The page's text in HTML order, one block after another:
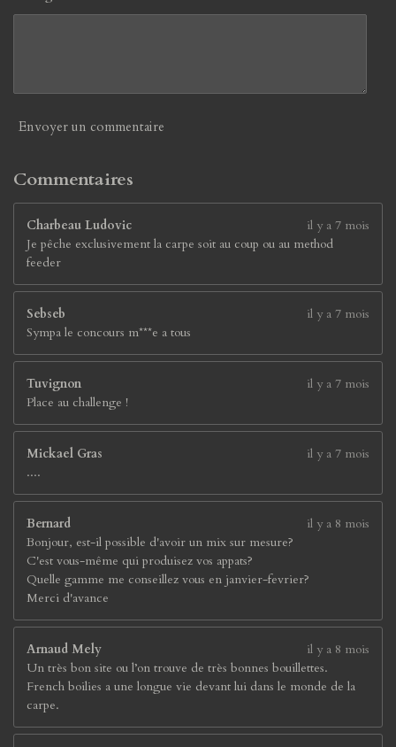
7
i
e
Envoyer un commentaire
Commentaires
Charbeau Ludovic
il y a 7 mois
Je pêche exclusivement la carpe soit au coup ou au method
feeder
Sebseb
il y a 7 mois
Sympa le concours m***e a tous
Tuvignon
il y a 7 mois
Place au challenge !
Mickael Gras
il y a 7 mois
....
Bernard
il y a 8 mois
Bonjour, est-il possible d'avoir un mix sur mesure?
C'est vous-même qui produisez vos appats?
Quelle gamme me conseillez vous en janvier-fevrier?
Merci d'avance
Arnaud Mely
il y a 8 mois
Un très bon site ou l’on trouve de très bonnes bouillettes.
French boilies a une longue vie devant lui dans le monde de la
carpe.